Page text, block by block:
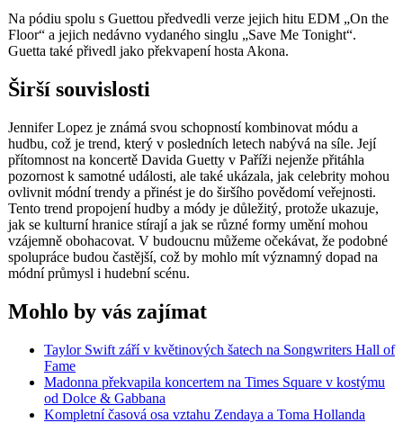
Na pódiu spolu s Guettou předvedli verze jejich hitu EDM „On the
Floor“ a jejich nedávno vydaného singlu „Save Me Tonight“.
Guetta také přivedl jako překvapení hosta Akona.
Širší souvislosti
Jennifer Lopez je známá svou schopností kombinovat módu a
hudbu, což je trend, který v posledních letech nabývá na síle. Její
přítomnost na koncertě Davida Guetty v Paříži nejenže přitáhla
pozornost k samotné události, ale také ukázala, jak celebrity mohou
ovlivnit módní trendy a přinést je do širšího povědomí veřejnosti.
Tento trend propojení hudby a módy je důležitý, protože ukazuje,
jak se kulturní hranice stírají a jak se různé formy umění mohou
vzájemně obohacovat. V budoucnu můžeme očekávat, že podobné
spolupráce budou častější, což by mohlo mít významný dopad na
módní průmysl i hudební scénu.
Mohlo by vás zajímat
Taylor Swift září v květinových šatech na Songwriters Hall of
Fame
Madonna překvapila koncertem na Times Square v kostýmu
od Dolce & Gabbana
Kompletní časová osa vztahu Zendaya a Toma Hollanda